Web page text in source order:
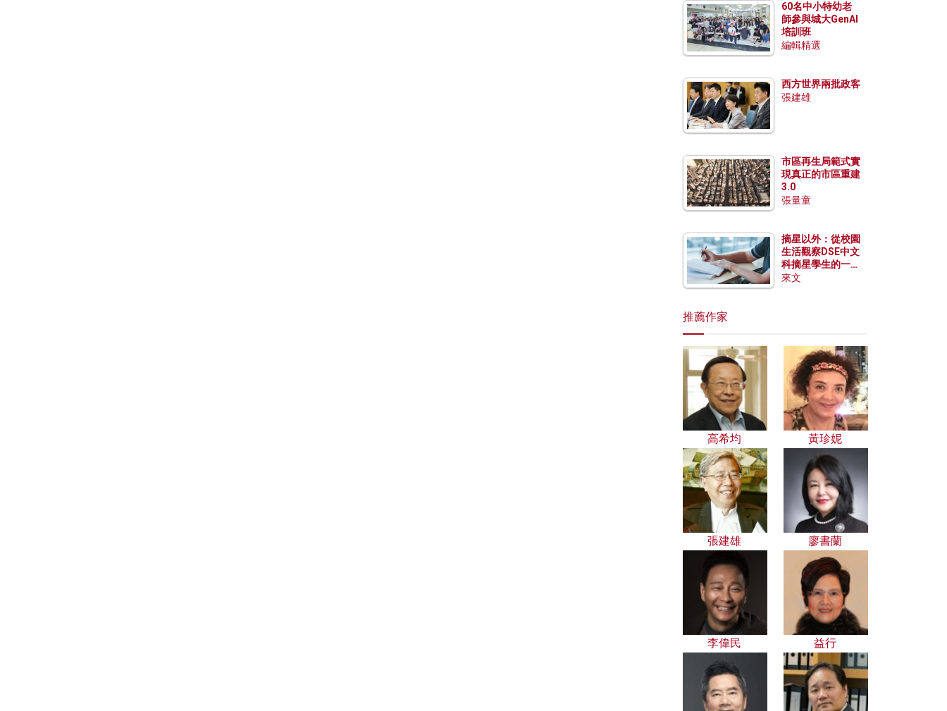
60名中小特幼老
師參與城大GenAI
培訓班
編輯精選
西方世界兩批政客
張建雄
市區再生局範式實
現真正的市區重建
3.0
張量童
摘星以外：從校園
生活觀察DSE中文
科摘星學生的一點
特質
來文
推薦作家
高希均 黃珍妮
張建雄 廖書蘭
李偉民 益行